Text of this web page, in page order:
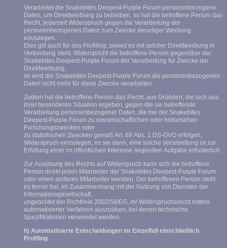
Verarbeitet die Snakebites Deepest-Purple Forum personenbezogene
Daten, um Direktwerbung zu betreiben, so hat die betroffene Person das
Recht, jederzeit Widerspruch gegen die Verarbeitung der
personenbezogenen Daten zum Zwecke derartiger Werbung
einzulegen.
Dies gilt auch für das Profiling, soweit es mit solcher Direktwerbung in
Verbindung steht. Widerspricht die betroffene Person gegenüber der
Snakebites Deepest-Purple Forum der Verarbeitung für Zwecke der
Direktwerbung,
so wird die Snakebites Deepest-Purple Forum die personenbezogenen
Daten nicht mehr für diese Zwecke verarbeiten.
Zudem hat die betroffene Person das Recht, aus Gründen, die sich aus
ihrer besonderen Situation ergeben, gegen die sie betreffende
Verarbeitung personenbezogener Daten, die bei der Snakebites
Deepest-Purple Forum zu wissenschaftlichen oder historischen
Forschungszwecken oder
zu statistischen Zwecken gemäß Art. 89 Abs. 1 DS-GVO erfolgen,
Widerspruch einzulegen, es sei denn, eine solche Verarbeitung ist zur
Erfüllung einer im öffentlichen Interesse liegenden Aufgabe erforderlich.
Zur Ausübung des Rechts auf Widerspruch kann sich die betroffene
Person direkt jeden Mitarbeiter der Snakebites Deepest-Purple Forum
oder einen anderen Mitarbeiter wenden. Der betroffenen Person steht
es ferner frei, im Zusammenhang mit der Nutzung von Diensten der
Informationsgesellschaft,
ungeachtet der Richtlinie 2002/58/EG, ihr Widerspruchsrecht mittels
automatisierter Verfahren auszuüben, bei denen technische
Spezifikationen verwendet werden.
h) Automatisierte Entscheidungen im Einzelfall einschließlich
Profiling